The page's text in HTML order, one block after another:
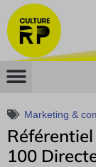
Marketing &
100